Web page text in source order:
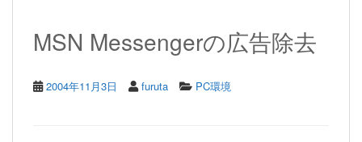
MSN Messengerの広告除去
2004年11月3日 furuta PC環境